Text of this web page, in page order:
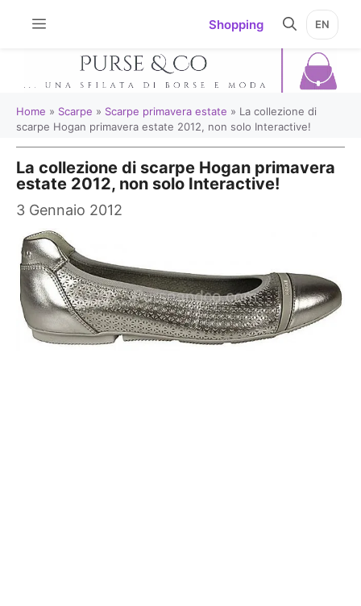
Shopping EN
Home » Scarpe » Scarpe primavera estate » La collezione di
scarpe Hogan primavera estate 2012, non solo Interactive!
La collezione di scarpe Hogan primavera
estate 2012, non solo Interactive!
3 Gennaio 2012